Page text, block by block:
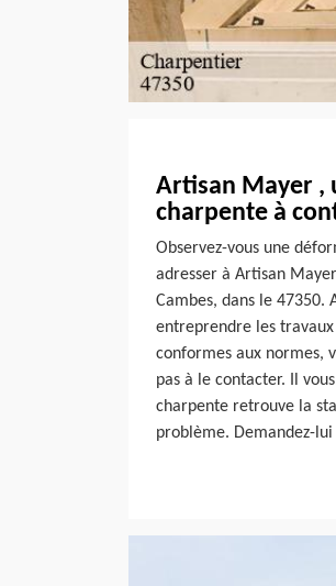
Artisan Mayer ,
charpente à
Observez-vous une
adresser à Artisan
Cambes, dans le 47350.
entreprendre les
conformes aux normes,
pas à le contacter. Il
charpente retrouve la
problème. Demandez-lui